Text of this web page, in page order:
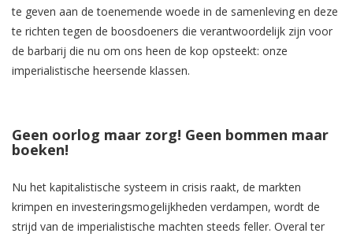
te geven aan de toenemende woede in de samenleving en deze
te richten tegen de boosdoeners die verantwoordelijk zijn voor
de barbarij die nu om ons heen de kop opsteekt: onze
imperialistische heersende klassen.
Geen oorlog maar zorg! Geen bommen maar
boeken!
Nu het kapitalistische systeem in crisis raakt, de markten
krimpen en investeringsmogelijkheden verdampen, wordt de
strijd van de imperialistische machten steeds feller. Overal ter